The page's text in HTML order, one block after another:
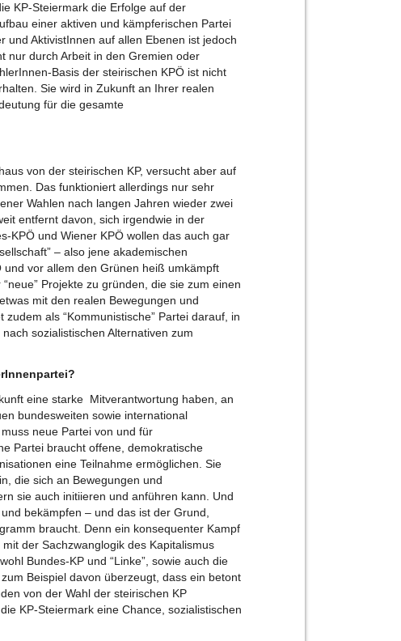
KP-Steiermark die Erfolge auf der
einer aktiven und kämpferischen Partei
und AktivistInnen auf allen Ebenen ist jedoch
nur durch Arbeit in den Gremien oder
Basis der steirischen KPÖ ist nicht
Sie wird in Zukunft an Ihrer realen
für die gesamte
von der steirischen KP, versucht aber auf
Das funktioniert allerdings nur sehr
Wahlen nach langen Jahren wieder zwei
entfernt davon, sich irgendwie in der
KPÖ und Wiener KPÖ wollen das auch gar
– also jene akademischen
und vor allem den Grünen heiß umkämpft
Projekte zu gründen, die sie zum einen
mit den realen Bewegungen und
als “Kommunistische” Partei darauf, in
sozialistischen Alternativen zum
eine starke Mitverantwortung haben, an
bundesweiten sowie international
neue Partei von und für
Partei braucht offene, demokratische
eine Teilnahme ermöglichen. Sie
die sich an Bewegungen und
sie auch initiieren und anführen kann. Und
bekämpfen – und das ist der Grund,
braucht. Denn ein konsequenter Kampf
der Sachzwanglogik des Kapitalismus
Bundes-KP und “Linke”, sowie auch die
Beispiel davon überzeugt, dass ein betont
von der Wahl der steirischen KP
KP-Steiermark eine Chance, sozialistischen